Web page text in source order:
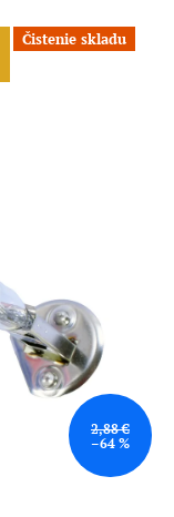
Čistenie skladu
2,88 €
–64 %